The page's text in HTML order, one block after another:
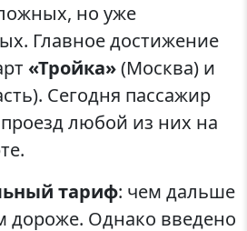
но уже
Главное достижение
«Тройка»(Москва) и
Сегодня пассажир
любой из них на
тариф: чем дальше
Однако введено